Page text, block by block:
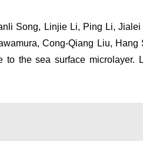
Song, Linjie Li, Ping Li,
Cong-Qiang Liu, Hang
the sea surface microlayer.